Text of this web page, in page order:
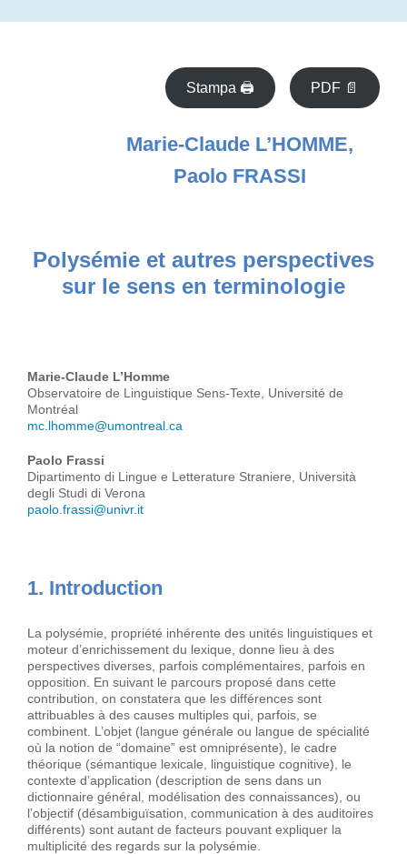
Stampa 🖨 PDF 📄
Marie-Claude L’HOMME,
Paolo FRASSI
Polysémie et autres perspectives
sur le sens en terminologie
Marie-Claude L’Homme
Observatoire de Linguistique Sens-Texte, Université de
Montréal
mc.lhomme@umontreal.ca
Paolo Frassi
Dipartimento di Lingue e Letterature Straniere, Università
degli Studi di Verona
paolo.frassi@univr.it
1. Introduction
La polysémie, propriété inhérente des unités linguistiques et
moteur d’enrichissement du lexique, donne lieu à des
perspectives diverses, parfois complémentaires, parfois en
opposition. En suivant le parcours proposé dans cette
contribution, on constatera que les différences sont
attribuables à des causes multiples qui, parfois, se
combinent. L’objet (langue générale ou langue de spécialité
où la notion de “domaine” est omniprésente), le cadre
théorique (sémantique lexicale, linguistique cognitive), le
contexte d’application (description de sens dans un
dictionnaire général, modélisation des connaissances), ou
l’objectif (désambiguïsation, communication à des auditoires
différents) sont autant de facteurs pouvant expliquer la
multiplicité des regards sur la polysémie.